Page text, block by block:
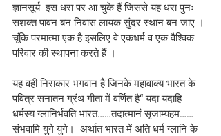
ज्ञानसूर्य  इस धरा पर आ चुके हैं जिससे यह धरा पुनः
सशक्त पावन बन निवास लायक सुंदर स्थान बन जाए ।
चूंकि परमात्मा एक है इसलिए वे एकधर्म व एक वैश्विक
परिवार की स्थापना करते हैं ।
यह वही निराकार भगवान है जिनके महावाक्य भारत के
पवित्र सनातन ग्रंथ गीता में वर्णित है“ यदा यदाहि
धर्मस्य ग्लानिर्भवति भारत……तदात्मानं सृजाम्यहम……
संभवामि युगे युगे।  अर्थात भारत में अति धर्म ग्लानि के